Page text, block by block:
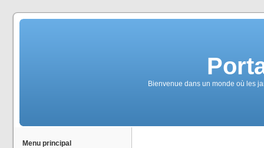
Bienvenue dans un monde où les
Menu principal